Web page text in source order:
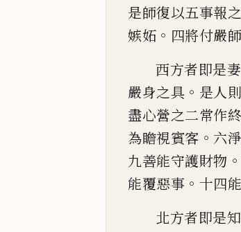
是師復以五事報之
嫉妬 。 四將付嚴
西方者即是
嚴身之具 。 是人
盡心營之二常作
為瞻視賓客 。 六
九善能守護財物
能覆惡事 。 十四
北方者即是